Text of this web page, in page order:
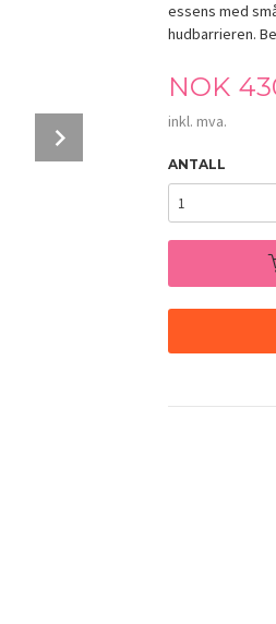
TIRTIR Collagen Core Glow
essens med
hudbarrieren.
Pris
NOK
inkl. mva.
ANTALL